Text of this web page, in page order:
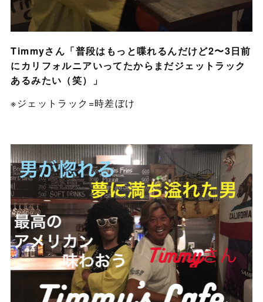
Timmyさん「普段はもっと喋れるんだけど2〜3日前
にカリフォルニアいってたからまだジェットラック
あるみたい（笑）」
※ジェットラック=時差ぼけ